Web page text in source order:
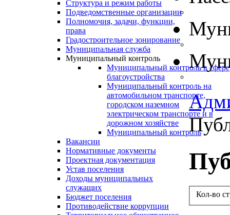
Структура и режим работы
Подведомственные организации
Полномочия, задачи, функции,
права
Градостроительное зонирование
Муниципальная служба
Муниципальный контроль
Муниципальный контроль в сфере
благоустройства
Муниципальный контроль на
автомобильном транспорте,
городском наземном
электрическом транспорте и в
дорожном хозяйстве
Муниципальный контроль
Вакансии
Нормативные документы
Проектная документация
Устав поселения
Доходы муниципальных
служащих
Бюджет поселения
Противодействие коррупции
Кол-во